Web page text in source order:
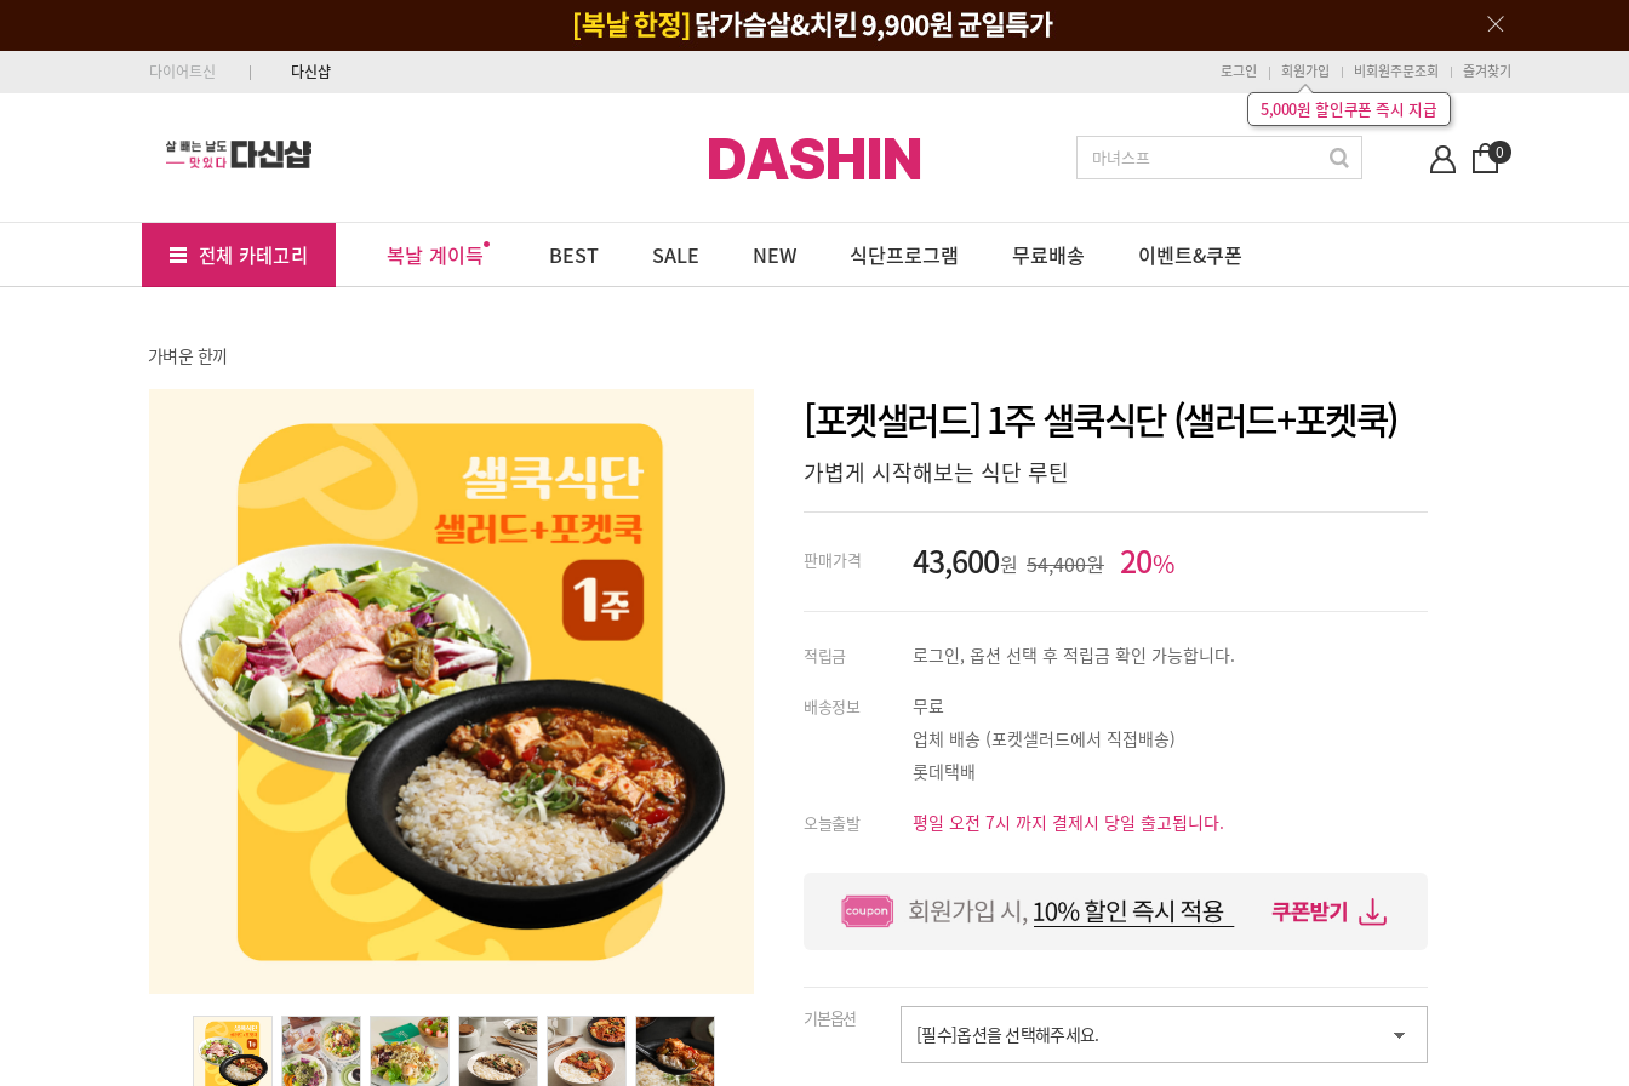
다이어트신 다신샵 로그인 회원가입
5,000원 할인쿠폰 즉시 지급
비회원주문조회 즐겨찾기
DASHIN 0
Tab
전체 카테고리 복날 계이득 BEST SALE NEW 식단프로그램 무료배송 이벤트&쿠폰
가벼운 한끼
[포켓샐러드] 1주 샐쿡식단 (샐러드+포켓쿡)
가볍게 시작해보는 식단 루틴
판매가격 43,600원 54,400원 20%
적립금 로그인, 옵션 선택 후 적립금 확인 가능합니다.
배송정보
무료
업체 배송 (포켓샐러드에서 직접배송)
롯데택배
오늘출발 평일 오전 7시 까지 결제시 당일 출고됩니다.
기본옵션
[필수]옵션을 선택해주세요.